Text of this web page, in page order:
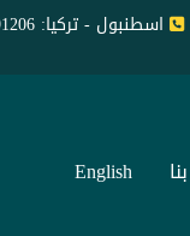
اسطنبول - تركيا: 00905395991206
English